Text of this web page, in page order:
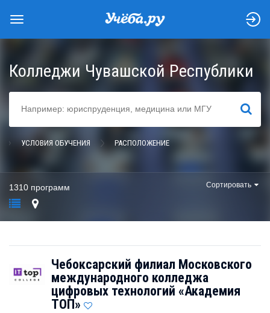
Колледжи Чувашской Республики
НАЙТИ
УСЛОВИЯ ОБУЧЕНИЯ РАСПОЛОЖЕНИЕ
1310 программ Сортировать
Чебоксарский филиал Московского
международного колледжа
цифровых технологий «Академия
TOП»